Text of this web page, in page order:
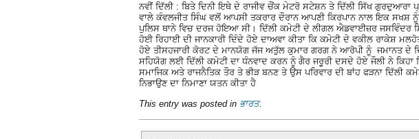
ਨਵੀਂ ਦਿੱਲੀ : ਬਿਤੇ ਦਿਨੀ ਇਥੇ ਦੇ ਰਾਜੀਵ ਚੌਂਕ ਮੇਟਰੋ ਸਟੇਸ਼ਨ ਤੇ ਦਿੱਲੀ ਸਿੱਖ ਗੁਰਦੁਆਰਾ
ਵਾਲੇ ਕੰਵਲਜੀਤ ਸਿੰਘ ਵਲੋਂ ਆਪਸੀ ਤਕਰਾਰ ਦੌਰਾਨ ਆਪਣੀ ਕਿਰਪਾਨ ਨਾਲ ਇਕ ਸਖਸ਼
ਪੁਲਿਸ ਥਾਨੇ ਵਿਚ ਦਰਜ ਹੋਇਆ ਸੀ। ਦਿੱਲੀ ਕਮੇਟੀ ਦੇ ਲੀਗਲ ਐਡਵਾਈਜ਼ਰ ਜਸਵਿੰਦਰ
ਹੋਈ ਰਿਹਾਈ ਦੀ ਜਾਨਕਾਰੀ ਦਿੰਦੇ ਹੋਏ ਦਾਅਵਾ ਕੀਤਾ ਕਿ ਕਮੇਟੀ ਦੇ ਵਕੀਲ ਰਾਕੇਸ਼
ਹੋਏ ਤੀਸਹਜਾਰੀ ਕੋਰਟ ਦੇ ਮਾਨਯੋਗ ਜੱਜ ਅਤੁੱਲ ਕੁਮਾਰ ਗਰਗ ਨੇ ਆਰੋਪੀ ਨੂੰ ਜਮਾਨਤ ਦੇ
ਸਹਿਯੋਗ ਲਈ ਦਿੱਲੀ ਕਮੇਟੀ ਦਾ ਧੰਨਵਾਦ ਕਰਨ ਨੂੰ ਗੈਰ ਜਰੂਰੀ ਦਸਦੇ ਹੋਏ ਜੌਲੀ ਨੇ ਕਿਹਾ
ਸਮਾਜਿਕ ਅਤੇ ਰਾਜਨੈਤਿਕ ਤੌਰ ਤੇ ਭੀੜ ਬਨਣ ਤੇ ਉਸ ਪਰਿਵਾਰ ਦੀ ਬਾਂਹ ਫੜਨਾ ਦਿੱਲੀ
ਨਿਭਾਉਣ ਦਾ ਨਿਮਾਣਾ ਯਤਨ ਕੀਤਾ ਹੈ
This entry was posted in ਭਾਰਤ.